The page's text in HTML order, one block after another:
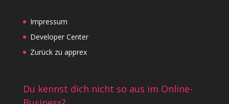
Impressum
Developer Center
Zurück zu apprex
Du kennst dich nicht so aus im Online-